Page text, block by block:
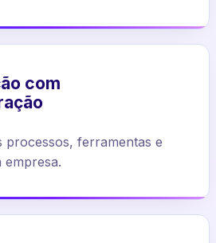
com
processos, ferramentas e
empresa.